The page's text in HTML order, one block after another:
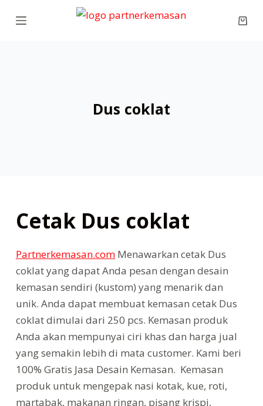
S
Dus coklat
Cetak Dus coklat
Partnerkemasan.comMenawarkan cetak Dus
coklat yang dapat Anda pesan dengan desain
kemasan sendiri (kustom) yang menarik dan
unik. Anda dapat membuat kemasan cetak Dus
coklat dimulai dari 250 pcs. Kemasan produk
Anda akan mempunyai ciri khas dan harga jual
yang semakin lebih di mata customer. Kami beri
100% Gratis Jasa Desain Kemasan. Kemasan
produk untuk mengepak nasi kotak, kue, roti,
martabak, makanan ringan, pisang krispi,